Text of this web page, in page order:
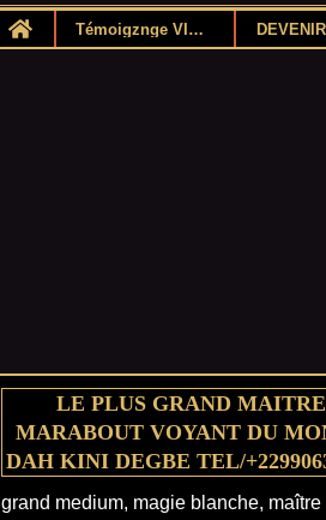
Home
Témoigznge VIDEO
LE PLUS GRAND MAITRE
MARABOUT VOYANT DU
DAH KINI DEGBE TEL/
grand medium, magie blanche, maître